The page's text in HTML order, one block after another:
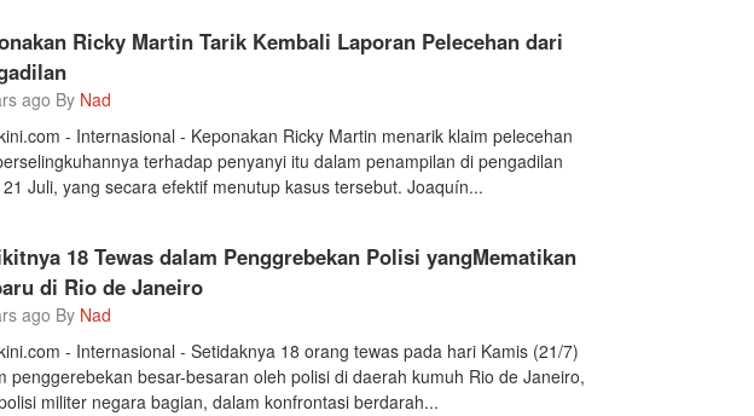
Ricky Martin Tarik Kembali Laporan Pelecehan dari
ago By Nad
- Internasional - Keponakan Ricky Martin menarik klaim pelecehan
terhadap penyanyi itu dalam penampilan di pengadilan
Juli, yang secara efektif menutup kasus tersebut. Joaquín...
18 Tewas dalam Penggrebekan Polisi yangMematikan
di Rio de Janeiro
ago By Nad
- Internasional - Setidaknya 18 orang tewas pada hari Kamis (21/7)
penggerebekan besar-besaran oleh polisi di daerah kumuh Rio de Janeiro,
militer negara bagian, dalam konfrontasi berdarah...